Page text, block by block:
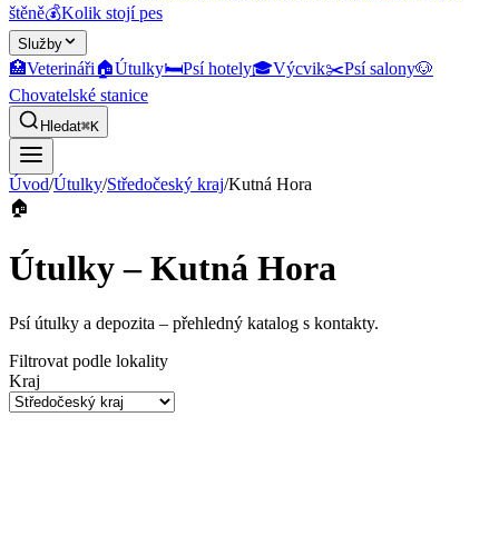
štěně💰Kolik stojí pes
Služby
🏥Veterináři🏠Útulky🛏️Psí hotely🎓Výcvik✂️Psí salony🐶
Chovatelské stanice
Hledat⌘K
Úvod/Útulky/Středočeský kraj/Kutná Hora
🏠
Útulky – Kutná Hora
Psí útulky a depozita – přehledný katalog s kontakty.
Filtrovat podle lokality
Kraj